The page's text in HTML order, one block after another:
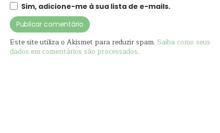
Sim, adicione-me à sua lista de e-mails.
Este site utiliza o Akismet para reduzir spam. Saiba como seus
dados em comentários são processados.